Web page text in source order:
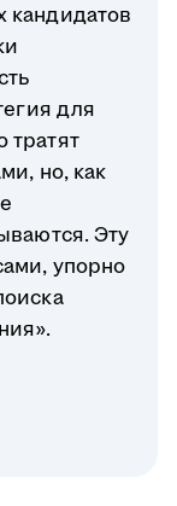
для
но, как
Эту
упорно